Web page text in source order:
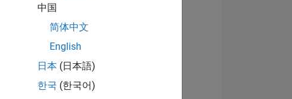
中国
简体中文
English
日本 (日本語)
한국 (한국어)